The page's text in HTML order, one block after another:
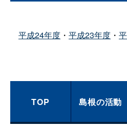
平成24年度 ・ 平成23年度 ・
TOP 島根の活動